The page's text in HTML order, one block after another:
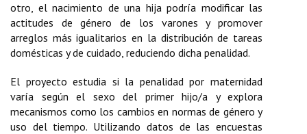
otro, el nacimiento de una hija podría modificar las
actitudes de género de los varones y promover
arreglos más igualitarios en la distribución de tareas
domésticas y de cuidado, reduciendo dicha penalidad.
El proyecto estudia si la penalidad por maternidad
varía según el sexo del primer hijo/a y explora
mecanismos como los cambios en normas de género y
uso del tiempo. Utilizando datos de las encuestas